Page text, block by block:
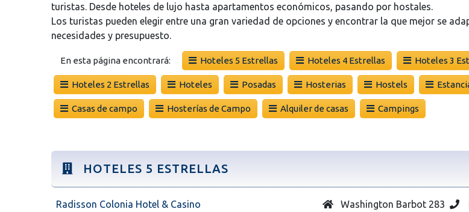
turistas. Desde hoteles de lujo hasta apartamentos económicos, pasando por hostales.
Los turistas pueden elegir entre una gran variedad de opciones y encontrar la que mejor se
necesidades y presupuesto.
En esta página encontrará: Hoteles 5 Estrellas Hoteles 4 Estrellas Hoteles 3
Hoteles 2 Estrellas Hoteles Posadas Hosterias Hostels
Casas de campo Hosterías de Campo Alquiler de casas Campings
HOTELES 5 ESTRELLAS
Radisson Colonia Hotel & Casino Washington Barbot 283